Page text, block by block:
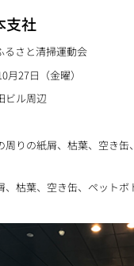
支社
るさと清掃運動会
月27日（金曜）
ビル周辺
周りの紙屑、枯葉、空き缶
、枯葉、空き缶、ペットボ